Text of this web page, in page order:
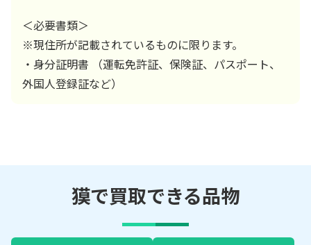
＜必要書類＞
※現住所が記載されているものに限ります。
・身分証明書 （運転免許証、保険証、パスポート、
外国人登録証など）
獏で買取できる品物